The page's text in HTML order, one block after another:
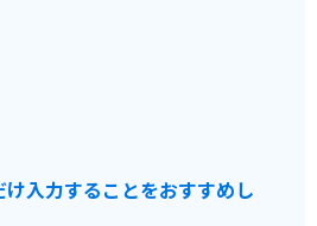
入力することをおすすめし